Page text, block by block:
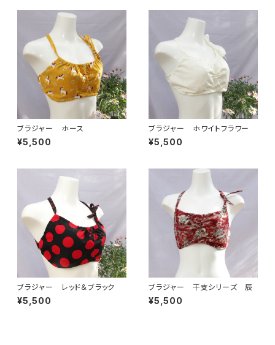
ブラジャー ホース
¥5,500
ブラジャー ホワイトフラワー
¥5,500
ブラジャー レッド＆ブラック
¥5,500
ブラジャー 干支シリーズ 辰
¥5,500